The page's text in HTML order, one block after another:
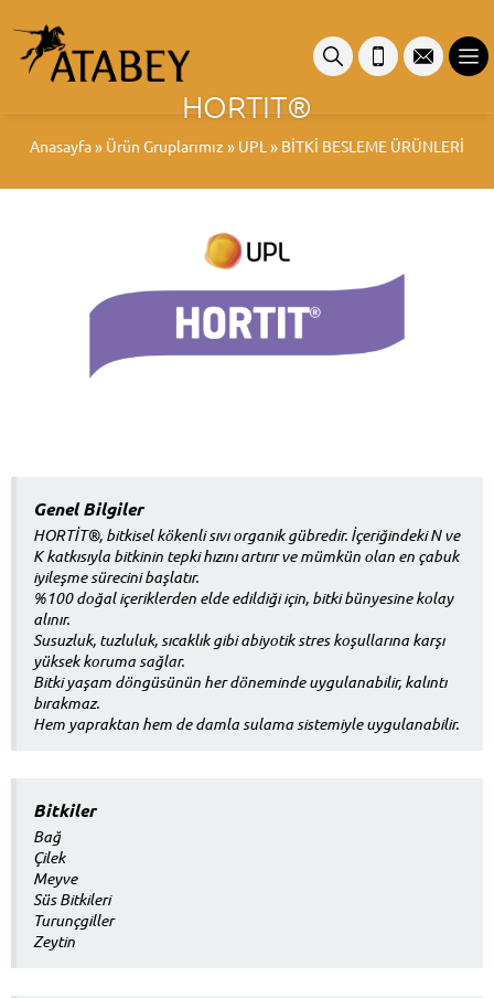
HORTIT®
Anasayfa» Ürün Gruplarımız » UPL » BİTKİ BESLEME ÜRÜNLERİ
Genel Bilgiler
HORTİT®, bitkisel kökenli sıvı organik gübredir. İçeriğindeki N ve
K katkısıyla bitkinin tepki hızını artırır ve mümkün olan en çabuk
iyileşme sürecini başlatır.
%100 doğal içeriklerden elde edildiği için, bitki bünyesine kolay
alınır.
Susuzluk, tuzluluk, sıcaklık gibi abiyotik stres koşullarına karşı
yüksek koruma sağlar.
Bitki yaşam döngüsünün her döneminde uygulanabilir, kalıntı
bırakmaz.
Hem yapraktan hem de damla sulama sistemiyle uygulanabilir.
Bitkiler
Bağ
Çilek
Meyve
Süs Bitkileri
Turunçgiller
Zeytin